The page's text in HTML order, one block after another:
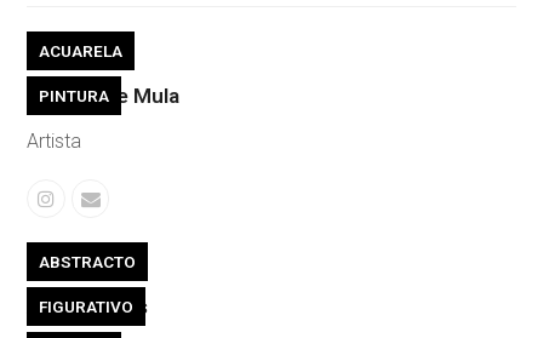
ACUARELA
PINTURA
Virginia De Mula
Artista
Instagram
Correo
ABSTRACTO
FIGURATIVO
Andrea Telis